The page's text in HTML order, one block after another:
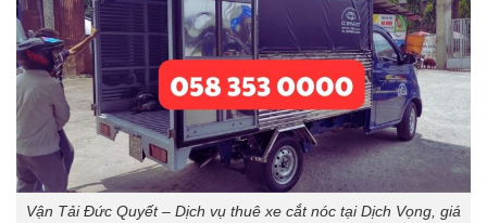
Vận Tải Đức Quyết – Dịch vụ thuê xe cắt nóc tại Dịch Vọng, giá